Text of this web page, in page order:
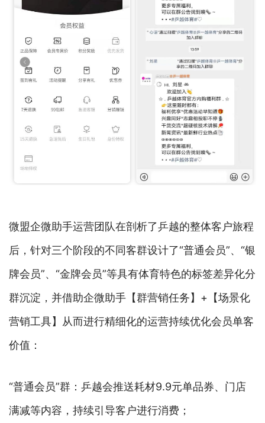
微盟企微助手运营团队在剖析了乒越的整体客户旅程
后，针对三个阶段的不同客群设计了“普通会员”、“银
牌会员”、“金牌会员”等具有体育特色的标签差异化分
群沉淀，并借助企微助手【群营销任务】+【场景化
营销工具】从而进行精细化的运营持续优化会员单客
价值：
“普通会员”群：乒越会推送耗材9.9元单品券、门店
满减等内容，持续引导客户进行消费；